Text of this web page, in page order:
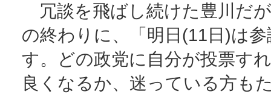
冗談を飛ばし続けた豊川だ
の終わりに、「明日(11日)は
す。どの政党に自分が投票す
良くなるか、迷っている方も